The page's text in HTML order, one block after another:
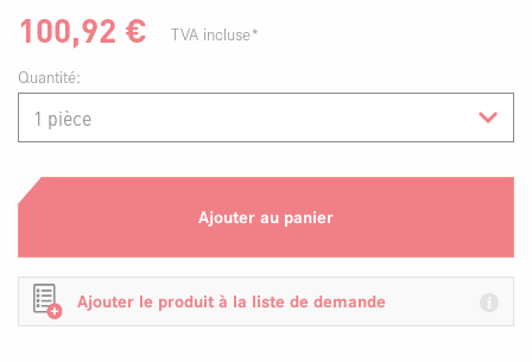
100,92 €
TVA incluse*
Quantité:
Ajouter au panier
Ajouter le produit à la liste de demande